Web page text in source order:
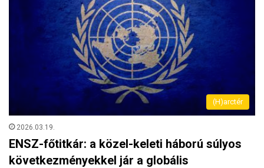
(H)arctér
2026.03.19.
ENSZ-főtitkár: a közel-keleti háború súlyos
következményekkel jár a globális